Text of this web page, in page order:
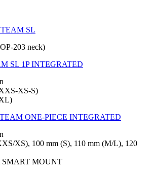
SL
203 neck)
SL 1P INTEGRATED
XS-S)
ONE-PIECE INTEGRATED
XS), 100 mm (S), 110 mm (M/L), 120
MOUNT